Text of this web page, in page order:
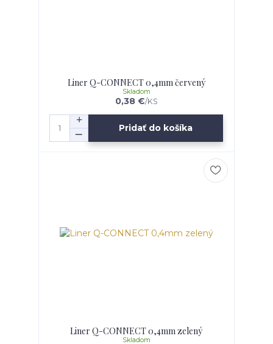
Liner Q-CONNECT 0,4mm červený
0,38 €/KS
Skladom
Pridať do košíka
Liner Q-CONNECT 0,4mm zelený
Skladom